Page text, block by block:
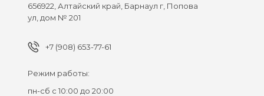
656922, Алтайский край, Барнаул г, Попова
ул, дом № 201
+7 (908) 653-77-61
Режим работы:
пн-сб с 10:00 до 20:00